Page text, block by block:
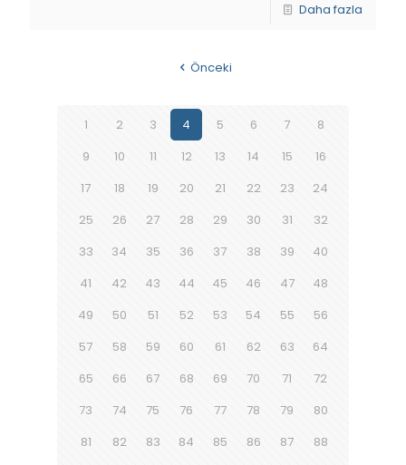
Daha fazla
Önceki
1 2 3 4 5 6 7
8
9
10 11 12 13 14 15
16
17
18 19 20 21 22 23
24
25
26 27 28 29 30 31
32
33
34 35 36 37 38 39
40
41
42 43 44 45 46 47
48
49
50 51 52 53 54 55
56
57
58 59 60 61 62 63
64
65
66 67 68 69 70 71
72
73
74 75 76 77 78 79
80
81
82 83 84 85 86 87 88